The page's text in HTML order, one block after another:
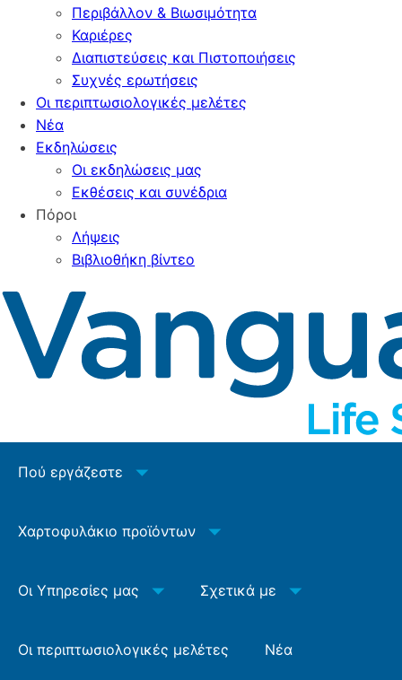
Περιβάλλον & Βιωσιμότητα
Καριέρες
Διαπιστεύσεις και Πιστοποιήσεις
Συχνές ερωτήσεις
Οι περιπτωσιολογικές μελέτες
Νέα
Εκδηλώσεις
Οι εκδηλώσεις μας
Εκθέσεις και συνέδρια
Πόροι
Λήψεις
Βιβλιοθήκη βίντεο
Πού εργάζεστε
Χαρτοφυλάκιο προϊόντων
Οι Υπηρεσίες μας Σχετικά με
Οι περιπτωσιολογικές μελέτες Νέα